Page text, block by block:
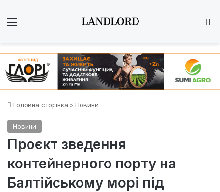
Головна сторінка > Новини
Новини
Проєкт зведення
контейнерного порту на
Балтійському морі під